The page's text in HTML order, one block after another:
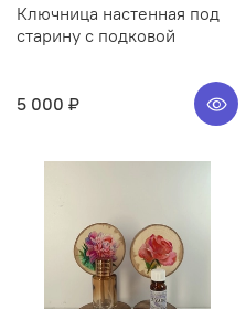
Ключница настенная под
старину с подковой
5 000 ₽